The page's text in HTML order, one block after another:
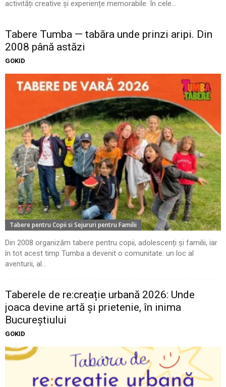
activități creative și experiențe memorabile. În cele...
Tabere Tumba — tabăra unde prinzi aripi. Din
2008 până astăzi
GOKID
Tabere pentru Copii si Sejururi pentru Familii
Din 2008 organizăm tabere pentru copii, adolescenți și familii, iar
în tot acest timp Tumba a devenit o comunitate: un loc al
aventurii, al...
Taberele de re:creație urbană 2026: Unde
joaca devine artă și prietenie, în inima
Bucureștiului
GOKID